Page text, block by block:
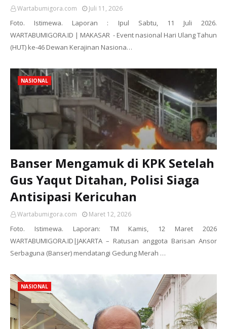
Wartabumigora.com Juli 11, 2026
Foto. Istimewa. Laporan : Ipul Sabtu, 11 Juli 2026.
WARTABUMIGORA.ID | MAKASAR - Event nasional Hari Ulang Tahun
(HUT) ke-46 Dewan Kerajinan Nasiona…
NASIONAL
Banser Mengamuk di KPK Setelah
Gus Yaqut Ditahan, Polisi Siaga
Antisipasi Kericuhan
Wartabumigora.com Maret 12, 2026
Foto. Istimewa. Laporan: TM Kamis, 12 Maret 2026
WARTABUMIGORA.ID|JAKARTA – Ratusan anggota Barisan Ansor
Serbaguna (Banser) mendatangi Gedung Merah …
NASIONAL